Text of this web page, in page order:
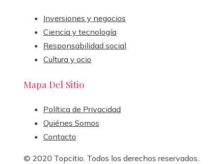
Inversiones y negocios
Ciencia y tecnología
Responsabilidad social
Cultura y ocio
Mapa Del Sitio
Política de Privacidad
Quiénes Somos
Contacto
© 2020 Topcitio. Todos los derechos reservados..